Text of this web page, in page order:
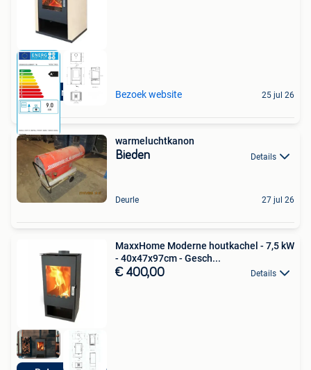
Retourdeals Bezoek website 25 jul 26
warmeluchtkanon
Bieden Details
Deurle 27 jul 26
MaxxHome Moderne houtkachel - 7,5 kW
- 40x47x97cm - Gesch...
€ 400,00 Details